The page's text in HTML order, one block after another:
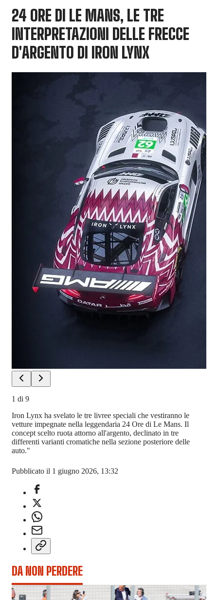
24 ORE DI LE MANS, LE TRE
INTERPRETAZIONI DELLE FRECCE
D'ARGENTO DI IRON LYNX
1 di 9
Iron Lynx ha svelato le tre livree speciali che vestiranno le
vetture impegnate nella leggendaria 24 Ore di Le Mans. Il
concept scelto ruota attorno all'argento, declinato in tre
differenti varianti cromatiche nella sezione posteriore delle
auto."
Pubblicato il 1 giugno 2026, 13:32
DA NON PERDERE